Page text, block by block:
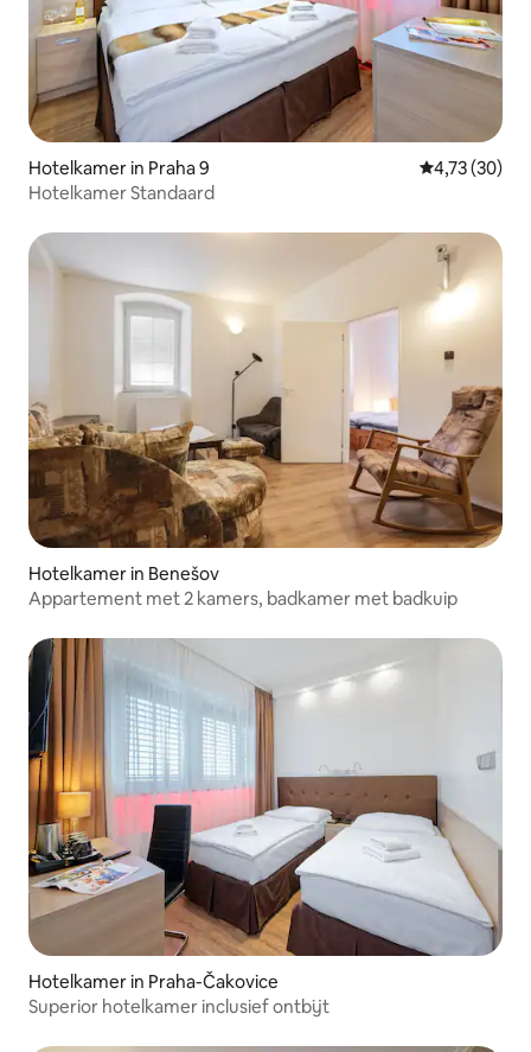
Hotelkamer in Praha 9 Gemiddelde
4,73 (30)
Hotelkamer Standaard
Hotelkamer in Benešov
Appartement met 2 kamers, badkamer met badkuip
Hotelkamer in Praha-Čakovice
Superior hotelkamer inclusief ontbijt